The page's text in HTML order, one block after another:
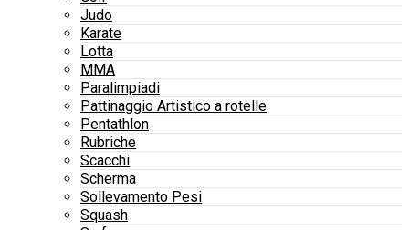
Judo
Karate
Lotta
MMA
Paralimpiadi
Pattinaggio Artistico a rotelle
Pentathlon
Rubriche
Scacchi
Scherma
Sollevamento Pesi
Squash